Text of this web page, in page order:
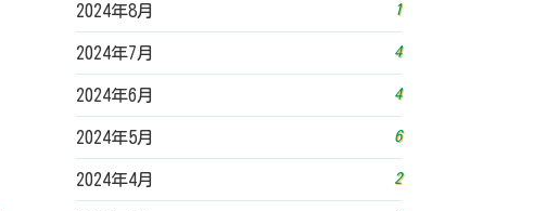
2024年8月 1
2024年7月 4
2024年6月 4
2024年5月 6
2024年4月 2